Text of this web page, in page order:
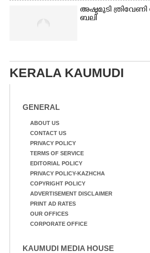
അഷ്ടമുടി
ബലി
KERALA KAUMUDI
GENERAL
ABOUT US
CONTACT US
PRIVACY POLICY
TERMS OF SERVICE
EDITORIAL POLICY
PRIVACY POLICY-KAZHCHA
COPYRIGHT POLICY
ADVERTISEMENT DISCLAIMER
PRINT AD RATES
OUR OFFICES
CORPORATE OFFICE
KAUMUDI MEDIA HOUSE